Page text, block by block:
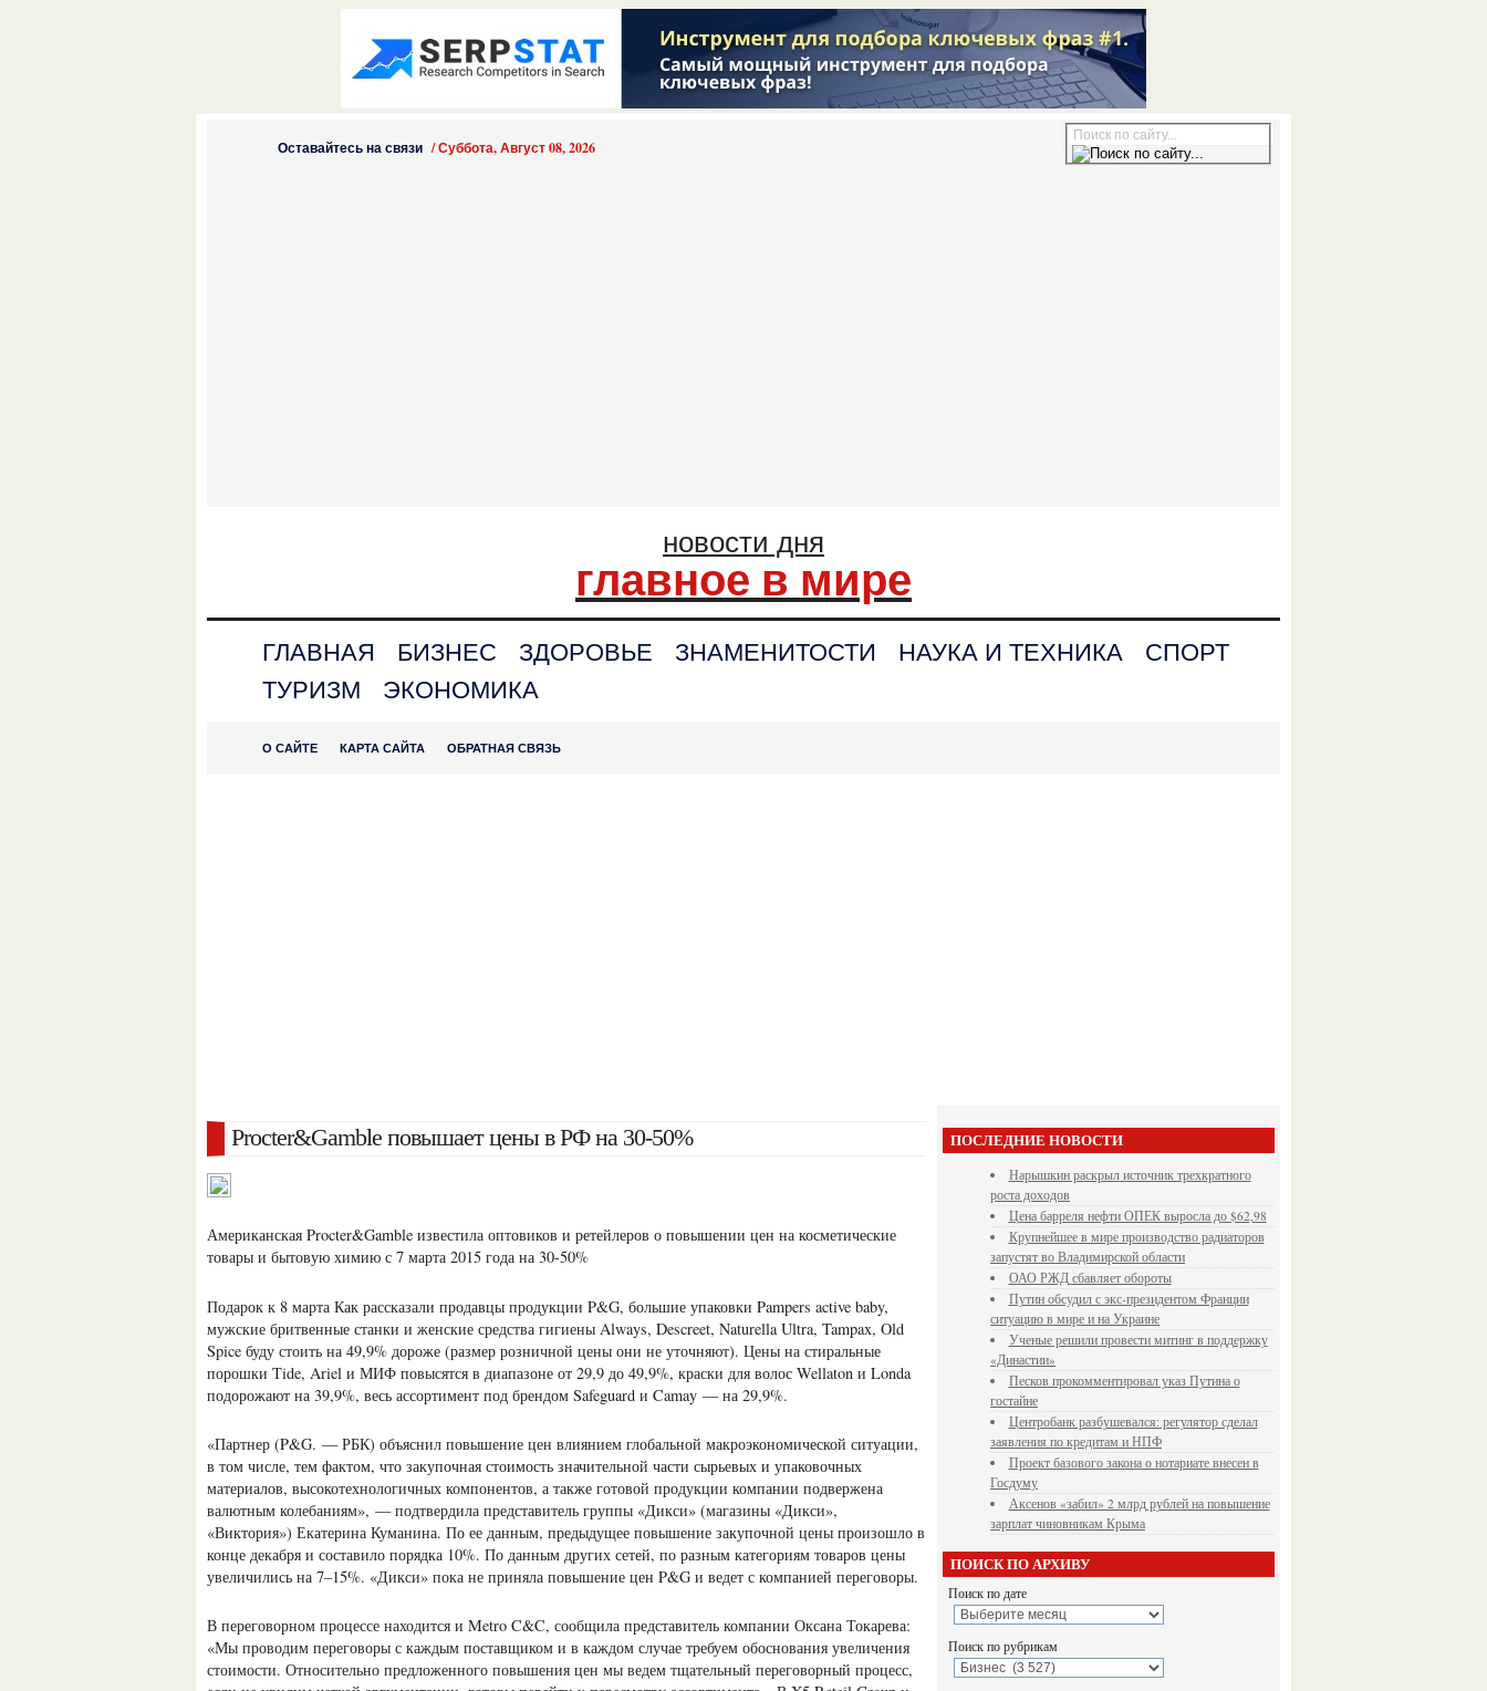
Оставайтесь на связи /Суббота, Август 08, 2026
новости дня
главное в мире
ГЛАВНАЯ БИЗНЕС ЗДОРОВЬЕ ЗНАМЕНИТОСТИ НАУКА И ТЕХНИКА
СПОРТ
ТУРИЗМ
ЭКОНОМИКА
О САЙТЕ КАРТА САЙТА ОБРАТНАЯ СВЯЗЬ
Procter&Gamble повышает цены в РФ на 30-50%
Американская Procter&Gamble известила оптовиков и ретейлеров о повышении цен на косметические
товары и бытовую химию с 7 марта 2015 года на 30-50%
Подарок к 8 марта Как рассказали продавцы продукции P&G, большие упаковки Pampers active baby,
мужские бритвенные станки и женские средства гигиены Always, Descreet, Naturella Ultra, Tampax, Old
Spice буду стоить на 49,9% дороже (размер розничной цены они не уточняют). Цены на стиральные
порошки Tide, Ariel и МИФ повысятся в диапазоне от 29,9 до 49,9%, краски для волос Wellaton и Londa
подорожают на 39,9%, весь ассортимент под брендом Safeguard и Camay — на 29,9%.
«Партнер (P&G. — РБК) объяснил повышение цен влиянием глобальной макроэкономической ситуации,
в том числе, тем фактом, что закупочная стоимость значительной части сырьевых и упаковочных
материалов, высокотехнологичных компонентов, а также готовой продукции компании подвержена
валютным колебаниям», — подтвердила представитель группы «Дикси» (магазины «Дикси»,
«Виктория») Екатерина Куманина. По ее данным, предыдущее повышение закупочной цены произошло в
конце декабря и составило порядка 10%. По данным других сетей, по разным категориям товаров цены
увеличились на 7–15%. «Дикси» пока не приняла повышение цен P&G и ведет с компанией переговоры.
В переговорном процессе находится и Metro C&C, сообщила представитель компании Оксана Токарева:
«Мы проводим переговоры с каждым поставщиком и в каждом случае требуем обоснования увеличения
стоимости. Относительно предложенного повышения цен мы ведем тщательный переговорный процесс,
ПОСЛЕДНИЕ НОВОСТИ
Нарышкин раскрыл источник трехкратного
роста доходов
Цена барреля нефти ОПЕК выросла до $62,98
Крупнейшее в мире производство радиаторов
запустят во Владимирской области
ОАО РЖД сбавляет обороты
Путин обсудил с экс-президентом Франции
ситуацию в мире и на Украине
Ученые решили провести митинг в поддержку
«Династии»
Песков прокомментировал указ Путина о
гостайне
Центробанк разбушевался: регулятор сделал
заявления по кредитам и НПФ
Проект базового закона о нотариате внесен в
Госдуму
Аксенов «забил» 2 млрд рублей на повышение
зарплат чиновникам Крыма
ПОИСК ПО АРХИВУ
Поиск по дате
Поиск по рубрикам